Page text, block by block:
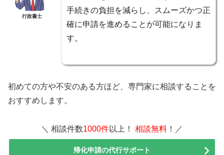
行政書士
手続きの負担を減らし、スムーズかつ正
確に申請を進めることが可能になりま
す。
初めての方や不安のある方ほど、専門家に相談することを
おすすめします。
＼ 相談件数1000件以上！ 相談無料 ！／
帰化申請の代行サポート